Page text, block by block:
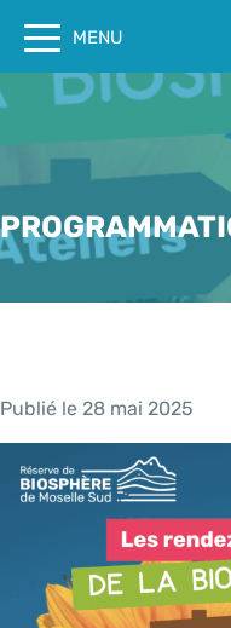
MENU
Publié le 28 mai 2025